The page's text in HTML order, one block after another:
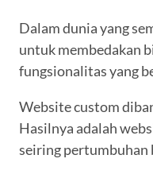
Dalam dunia yang
untuk membedakan
fungsionalitas yang
Website custom
Hasilnya adalah
seiring pertumbuhan